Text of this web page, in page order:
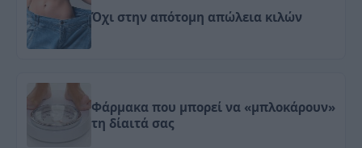
Όχι στην απότομη απώλεια κιλών
Φάρμακα που μπορεί να «μπλοκάρουν»
τη δίαιτά σας